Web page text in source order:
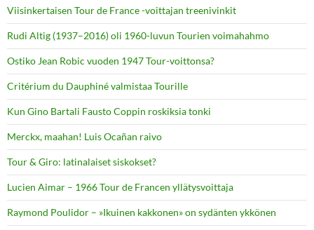
Viisinkertaisen Tour de France -voittajan treenivinkit
Rudi Altig (1937–2016) oli 1960-luvun Tourien voimahahmo
Ostiko Jean Robic vuoden 1947 Tour-voittonsa?
Critérium du Dauphiné valmistaa Tourille
Kun Gino Bartali Fausto Coppin roskiksia tonki
Merckx, maahan! Luis Ocañan raivo
Tour & Giro: latinalaiset siskokset?
Lucien Aimar – 1966 Tour de Francen yllätysvoittaja
Raymond Poulidor – »Ikuinen kakkonen» on sydänten ykkönen